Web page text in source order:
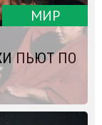
МИР
ПЬЮТ ПО